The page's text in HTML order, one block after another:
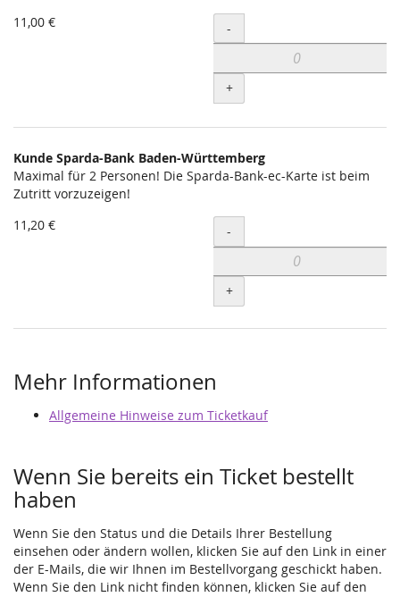
11,00 €
Menge
-
+
Kunde Sparda-Bank Baden-Württemberg
Maximal für 2 Personen! Die Sparda-Bank-ec-Karte ist beim
Zutritt vorzuzeigen!
11,20 €
Menge
-
+
Mehr Informationen
Allgemeine Hinweise zum Ticketkauf
Wenn Sie bereits ein Ticket bestellt
haben
Wenn Sie den Status und die Details Ihrer Bestellung
einsehen oder ändern wollen, klicken Sie auf den Link in einer
der E-Mails, die wir Ihnen im Bestellvorgang geschickt haben.
Wenn Sie den Link nicht finden können, klicken Sie auf den